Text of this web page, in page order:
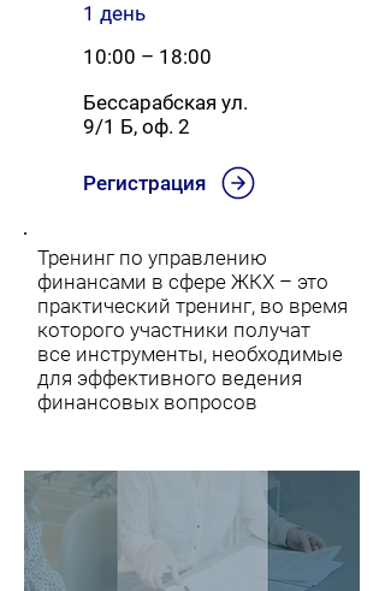
1 день
10:00 – 18:00
Регистрация
Бессарабская ул.
9/1 Б, оф. 2
Тренинг по управлению
финансами в сфере ЖКХ – это
практический тренинг, во время
которого участники получат
все инструменты, необходимые
для эффективного ведения
финансовых вопросов